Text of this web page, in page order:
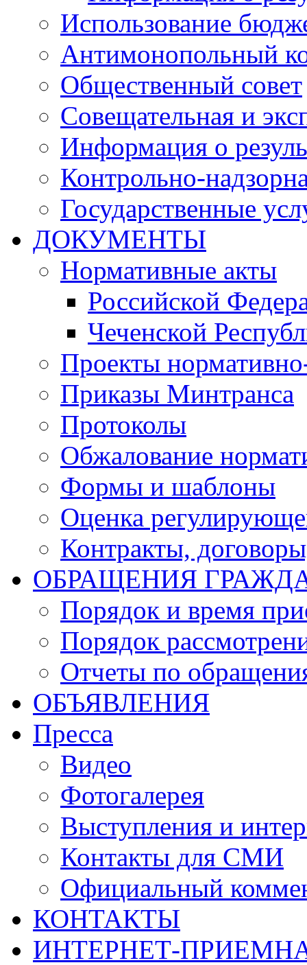
Использование
Антимонопольный
Общественный совет
Совещательная и
Информация о
Контрольно-
Государственные
ДОКУМЕНТЫ
Нормативные акты
Российской
Чеченской
Проекты
Приказы Минтранса
Протоколы
Обжалование
Формы и шаблоны
Оценка
Контракты,
ОБРАЩЕНИЯ
Порядок и время
Порядок
Отчеты по
ОБЪЯВЛЕНИЯ
Пресса
Видео
Фотогалерея
Выступления и
Контакты для СМИ
Официальный
КОНТАКТЫ
ИНТЕРНЕТ-